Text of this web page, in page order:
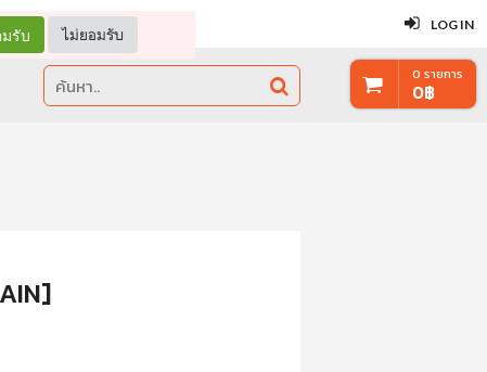
ปิดLOG IN
รับ ไม่ยอมรับ
0 รายการ
0฿